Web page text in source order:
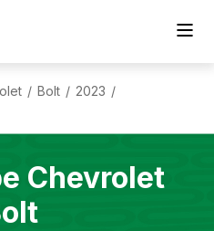
/ Bolt / 2023 /
Chevrolet